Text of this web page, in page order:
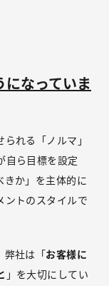
なっていま
れる「ノルマ」
自ら目標を設定
きか」を主体的に
ントのスタイルで
弊社は「お客様に
」を大切にしてい